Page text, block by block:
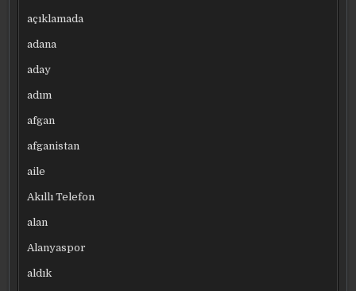
açıklamada
adana
aday
adım
afgan
afganistan
aile
Akıllı Telefon
alan
Alanyaspor
aldık